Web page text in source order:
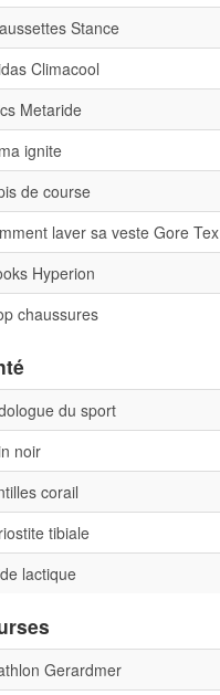
Stance
Climacool
Metaride
ignite
de course
laver sa veste Gore Tex
Hyperion
chaussures
du sport
noir
corail
tibiale
lactique
Gerardmer